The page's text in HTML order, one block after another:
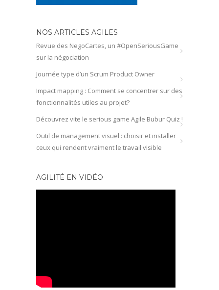
NOS ARTICLES AGILES
Revue des NegoCartes, un #OpenSeriousGame
sur la négociation
Journée type d’un Scrum Product Owner
Impact mapping : Comment se concentrer sur des
fonctionnalités utiles au projet?
Découvrez vite le serious game Agile Bubur Quiz !
Outil de management visuel : choisir et installer
ceux qui rendent vraiment le travail visible
AGILITÉ EN VIDÉO